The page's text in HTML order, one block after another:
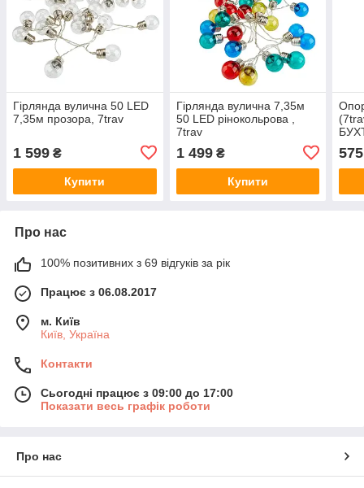
Гірлянда вулична 50 LED
7,35м прозора, 7trav
1 599 ₴
Купити
Гірлянда вулична 7,35м
50 LED рінокольрова ,
7trav
1 499₴
Купити
575
Про нас
100% позитивних з 69 відгуків за рік
Працює з 06.08.2017
м. Київ
Київ, Україна
Контакти
Сьогодні працює з 09:00 до 17:00
Показати весь графік роботи
Про нас